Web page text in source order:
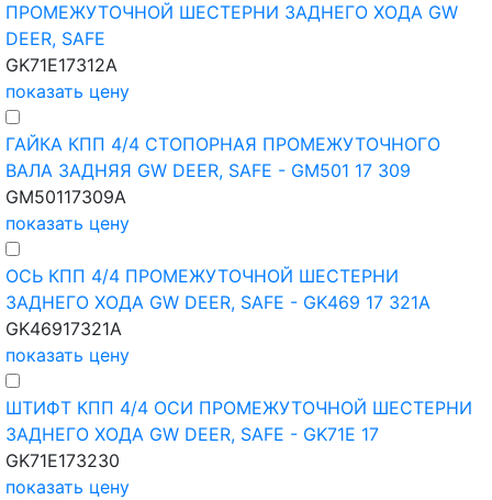
ПРОМЕЖУТОЧНОЙ ШЕСТЕРНИ ЗАДНЕГО ХОДА GW
DEER, SAFE
GK71E17312A
показать цену
ГАЙКА КПП 4/4 СТОПОРНАЯ ПРОМЕЖУТОЧНОГО
ВАЛА ЗАДНЯЯ GW DEER, SAFE - GM501 17 309
GM50117309A
показать цену
ОСЬ КПП 4/4 ПРОМЕЖУТОЧНОЙ ШЕСТЕРНИ
ЗАДНЕГО ХОДА GW DEER, SAFE - GK469 17 321A
GK46917321A
показать цену
ШТИФТ КПП 4/4 ОСИ ПРОМЕЖУТОЧНОЙ ШЕСТЕРНИ
ЗАДНЕГО ХОДА GW DEER, SAFE - GK71E 17
GK71E173230
показать цену